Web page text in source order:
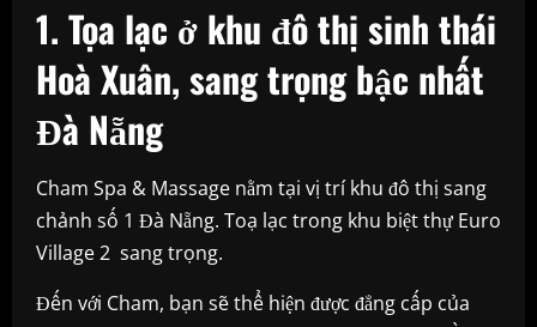
1. Tọa lạc ở khu đô thị sinh thái
Hoà Xuân, sang trọng bậc nhất
Đà Nẵng
Cham Spa & Massage nằm tại vị trí khu đô thị sang
chảnh số 1 Đà Nẵng. Toạ lạc trong khu biệt thự Euro
Village 2 sang trọng.
Đến với Cham, bạn sẽ thể hiện được đẳng cấp của